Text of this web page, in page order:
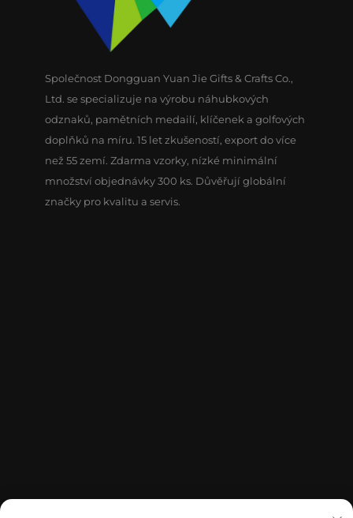
Společnost Dongguan Yuan Jie Gifts & Crafts Co.,
Ltd. se specializuje na výrobu náhubkových
odznaků, pamětních medailí, klíčenek a golfových
doplňků na míru. 15 let zkušeností, export do více
než 55 zemí. Zdarma vzorky, nízké minimální
množství objednávky 300 ks. Důvěřují globální
značky pro kvalitu a servis.